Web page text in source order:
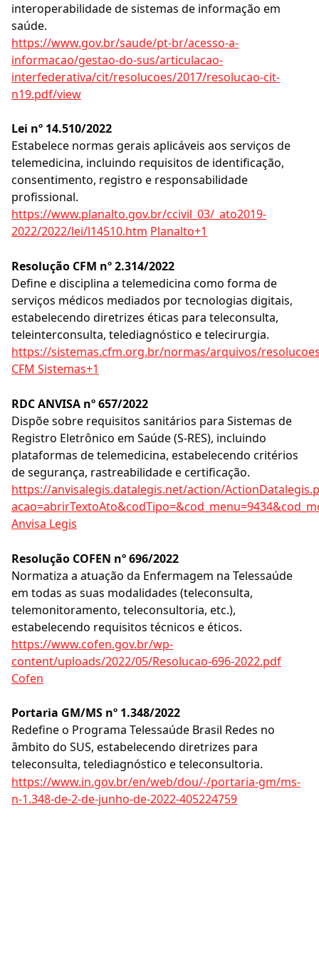
interoperabilidade de sistemas de informação em
saúde.
https://www.gov.br/saude/pt-br/acesso-a-
informacao/gestao-do-sus/articulacao-
interfederativa/cit/resolucoes/2017/resolucao-cit-
n19.pdf/view
Lei nº 14.510/2022
Estabelece normas gerais aplicáveis aos serviços de
telemedicina, incluindo requisitos de identificação,
consentimento, registro e responsabilidade
profissional.
https://www.planalto.gov.br/ccivil_03/_ato2019-
2022/2022/lei/l14510.htm Planalto+1
Resolução CFM nº 2.314/2022
Define e disciplina a telemedicina como forma de
serviços médicos mediados por tecnologias digitais,
estabelecendo diretrizes éticas para teleconsulta,
teleinterconsulta, telediagnóstico e telecirurgia.
https://sistemas.cfm.org.br/normas/arquivos/
CFM Sistemas+1
RDC ANVISA nº 657/2022
Dispõe sobre requisitos sanitários para Sistemas de
Registro Eletrônico em Saúde (S-RES), incluindo
plataformas de telemedicina, estabelecendo critérios
de segurança, rastreabilidade e certificação.
https://anvisalegis.datalegis.net/action/
Anvisa Legis
Resolução COFEN nº 696/2022
Normatiza a atuação da Enfermagem na Telessaúde
em todas as suas modalidades (teleconsulta,
telemonitoramento, teleconsultoria, etc.),
estabelecendo requisitos técnicos e éticos.
https://www.cofen.gov.br/wp-
content/uploads/2022/05/Resolucao-696-2022.pdf
Cofen
Portaria GM/MS nº 1.348/2022
Redefine o Programa Telessaúde Brasil Redes no
âmbito do SUS, estabelecendo diretrizes para
teleconsulta, telediagnóstico e teleconsultoria.
https://www.in.gov.br/en/web/dou/-/portaria-gm/ms-
n-1.348-de-2-de-junho-de-2022-405224759